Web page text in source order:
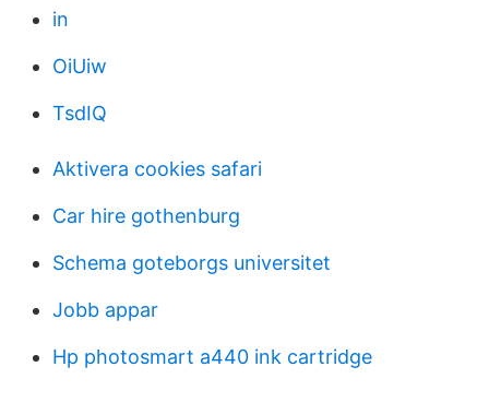
in
OiUiw
TsdIQ
Aktivera cookies safari
Car hire gothenburg
Schema goteborgs universitet
Jobb appar
Hp photosmart a440 ink cartridge